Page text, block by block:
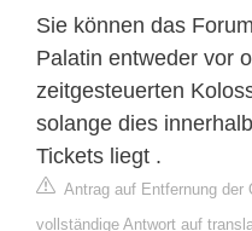
Sie können das
Palatin entweder vor
zeitgesteuerten
solange dies
Tickets liegt .
Antrag auf Entfernung der
vollständige Antwort auf